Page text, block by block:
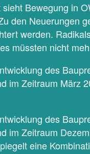
Bewegung in
den Neuerungen
werden.
müssten nicht
des
im Zeitraum März
des
im Zeitraum
eine